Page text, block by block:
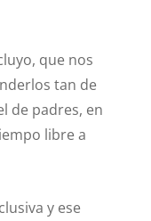
que nos
tan de
de padres, en
libre a
y ese